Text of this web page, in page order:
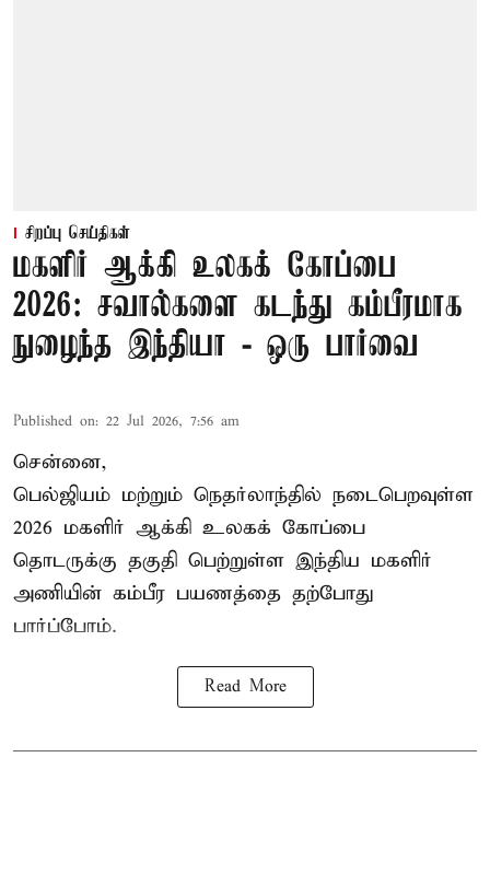
சிறப்பு செய்திகள்
மகளிர் ஆக்கி உலகக் கோப்பை
2026: சவால்களை கடந்து கம்பீரமாக
நுழைந்த இந்தியா - ஒரு பார்வை
Published on: 22 Jul 2026, 7:56 am
சென்னை,
பெல்ஜியம் மற்றும் நெதர்லாந்தில் நடைபெறவுள்ள
2026 மகளிர் ஆக்கி உலகக் கோப்பை
தொடருக்கு தகுதி பெற்றுள்ள இந்திய மகளிர்
அணியின் கம்பீர பயணத்தை தற்போது
பார்ப்போம்.
Read More